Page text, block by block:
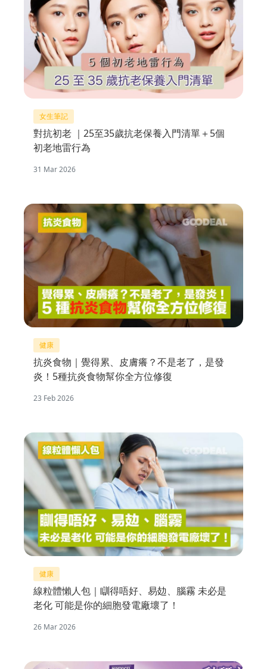
女生筆記
對抗初老 ｜25至35歲抗老保養入門清單＋5個
初老地雷行為
31 Mar 2026
健康
抗炎食物｜覺得累、皮膚癢？不是老了，是發
炎！5種抗炎食物幫你全方位修復
23 Feb 2026
健康
線粒體懶人包｜瞓得唔好、易攰、腦霧 未必是
老化 可能是你的細胞發電廠壞了！
26 Mar 2026